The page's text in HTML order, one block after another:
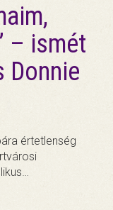
– ismét
Donnie
értetlenség